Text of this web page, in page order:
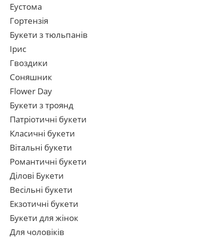
Еустома
Гортензія
Букети з тюльпанів
Ірис
Гвоздики
Соняшник
Flower Day
Букети з троянд
Патріотичні букети
Класичні букети
Вітальні букети
Романтичні букети
Ділові Букети
Весільні букети
Екзотичні букети
Букети для жінок
Для чоловіків